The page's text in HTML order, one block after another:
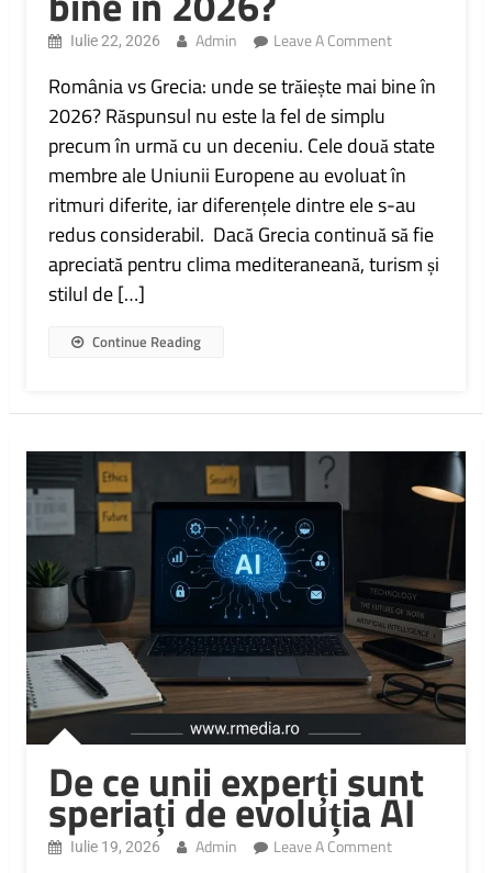
Iulie 22, 2026 Admin Leave A CommentOn
Vs
Grecia:
Se
Trăiește
Mai
Bine
În
2026?
România vs Grecia: unde se trăiește mai bine în
2026? Răspunsul nu este la fel de simplu
precum în urmă cu un deceniu. Cele două state
membre ale Uniunii Europene au evoluat în
ritmuri diferite, iar diferențele dintre ele s-au
redus considerabil. Dacă Grecia continuă să fie
apreciată pentru clima mediteraneană, turism și
stilul de […]
Continue Reading
De ce unii experți sunt
speriați de evoluția AI
Iulie 19, 2026 Admin Leave A CommentOn